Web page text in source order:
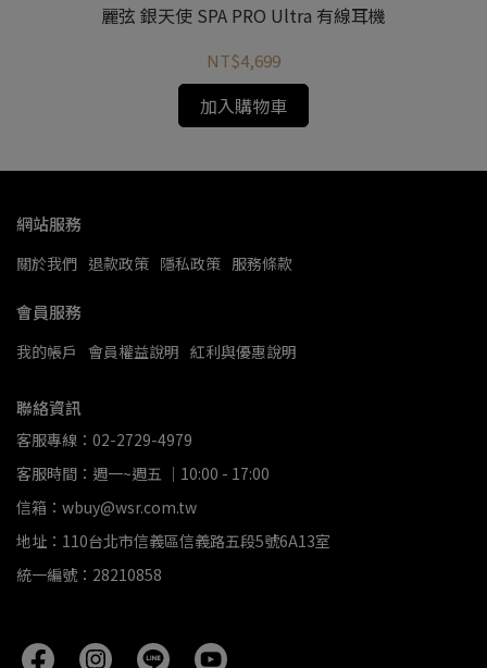
麗弦 銀天使 SPA PRO Ultra 有線耳機
NT$4,699
加入購物車
網站服務
關於我們 退款政策 隱私政策 服務條款
會員服務
我的帳戶 會員權益說明 紅利與優惠說明
聯絡資訊
客服專線：02-2729-4979
客服時間：週一~週五 ｜10:00 - 17:00
信箱：wbuy@wsr.com.tw
地址：110台北市信義區信義路五段5號6A13室
統一編號：28210858